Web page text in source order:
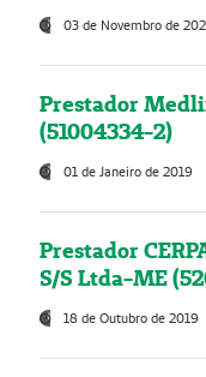
03 de Novembro de
Prestador
(51004334-2)
01 de Janeiro de 2019
Prestador
S/S Ltda-ME
18 de Outubro de 2019